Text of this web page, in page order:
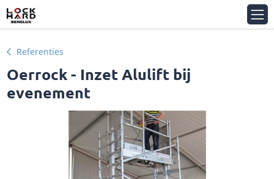
Referenties
Oerrock - Inzet Alulift bij
evenement